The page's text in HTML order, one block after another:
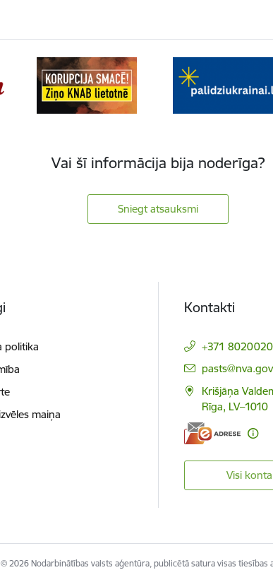
Vai šī informācija bija noderīga?
Sniegt atsauksmi
politika
maiņa
Kontakti
+371
E-pasts:
Krišjāņa
Rīga, LV–1010
Visi
© 2026 Nodarbinātības valsts aģentūra, publicētā satura visas tiesības